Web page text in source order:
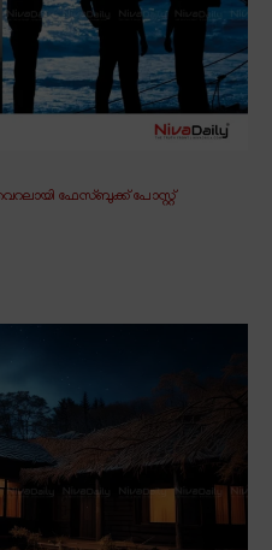
ഫേസ്ബുക്ക് പോസ്റ്റ്